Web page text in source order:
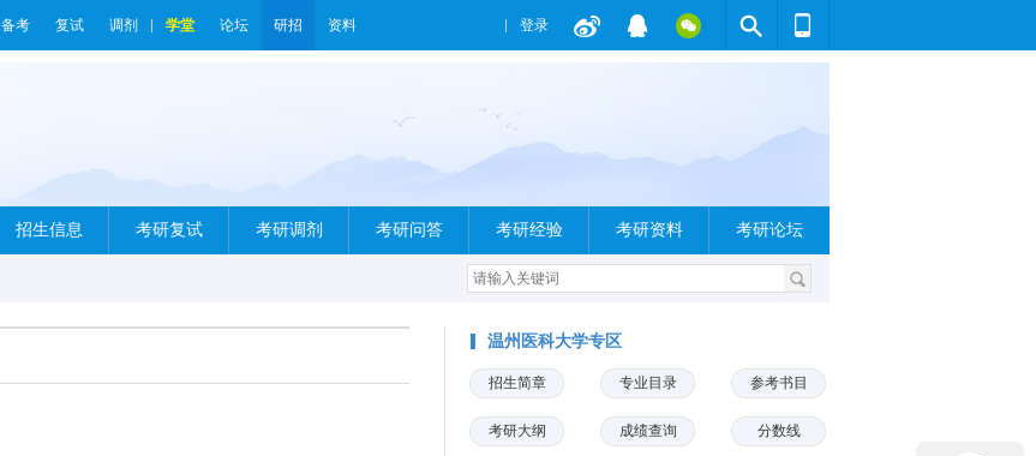
备考 复试 调剂 学堂 论坛 研招 资料 登录
招生信息 考研复试 考研调剂 考研问答 考研经验 考研资料 考研论坛
温州医科大学专区
招生简章 专业目录 参考书目
考研大纲 成绩查询 分数线